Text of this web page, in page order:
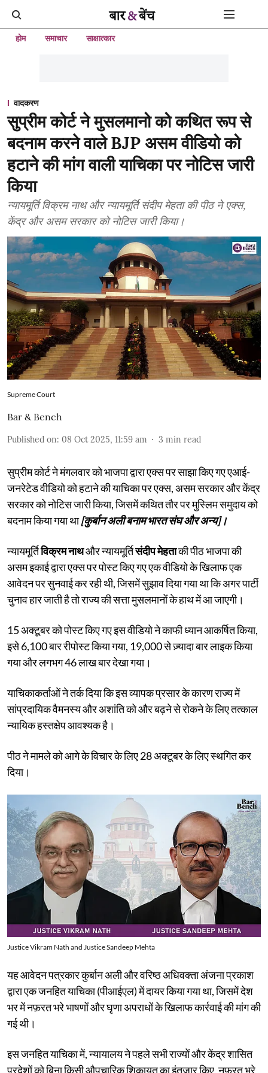
होम समाचार साक्षात्कार
वादकरण
सुप्रीम कोर्ट ने मुसलमानो को कथित रूप से
बदनाम करने वाले BJP असम वीडियो को
हटाने की मांग वाली याचिका पर नोटिस जारी
किया
न्यायमूर्ति विक्रम नाथ और न्यायमूर्ति संदीप मेहता की पीठ ने एक्स,
केंद्र और असम सरकार को नोटिस जारी किया।
Supreme Court
Bar & Bench
Published on: 08 Oct 2025, 11:59 am 3 min read
सुप्रीम कोर्ट ने मंगलवार को भाजपा द्वारा एक्स पर साझा किए गए एआई-
जनरेटेड वीडियो को हटाने की याचिका पर एक्स, असम सरकार और केंद्र
सरकार को नोटिस जारी किया, जिसमें कथित तौर पर मुस्लिम समुदाय को
बदनाम किया गया था[कुर्बान अली बनाम भारत संघ और अन्य]।
न्यायमूर्तिविक्रम नाथऔर न्यायमूर्तिसंदीप मेहताकी पीठ भाजपा की
असम इकाई द्वारा एक्स पर पोस्ट किए गए एक वीडियो के खिलाफ एक
आवेदन पर सुनवाई कर रही थी, जिसमें सुझाव दिया गया था कि अगर पार्टी
चुनाव हार जाती है तो राज्य की सत्ता मुसलमानों के हाथ में आ जाएगी।
15 अक्टूबर को पोस्ट किए गए इस वीडियो ने काफी ध्यान आकर्षित किया,
इसे 6,100 बार रीपोस्ट किया गया, 19,000 से ज़्यादा बार लाइक किया
गया और लगभग 46 लाख बार देखा गया।
याचिकाकर्ताओं ने तर्क दिया कि इस व्यापक प्रसार के कारण राज्य में
सांप्रदायिक वैमनस्य और अशांति को और बढ़ने से रोकने के लिए तत्काल
न्यायिक हस्तक्षेप आवश्यक है।
पीठ ने मामले को आगे के विचार के लिए 28 अक्टूबर के लिए स्थगित कर
दिया।
Justice Vikram Nath and Justice Sandeep Mehta
यह आवेदन पत्रकार कुर्बान अली और वरिष्ठ अधिवक्ता अंजना प्रकाश
द्वारा एक जनहित याचिका (पीआईएल) में दायर किया गया था, जिसमें देश
भर में नफ़रत भरे भाषणों और घृणा अपराधों के खिलाफ कार्रवाई की मांग की
गई थी।
इस जनहित याचिका में, न्यायालय ने पहले सभी राज्यों और केंद्र शासित
प्रदेशों को बिना किसी औपचारिक शिकायत का इंतज़ार किए, नफ़रत भरे